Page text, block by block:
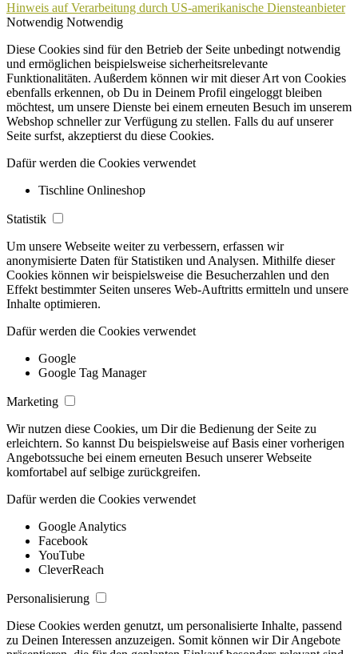
Hinweis auf Verarbeitung durch US-amerikanische Diensteanbieter
Notwendig Notwendig
Diese Cookies sind für den Betrieb der Seite unbedingt notwendig
und ermöglichen beispielsweise sicherheitsrelevante
Funktionalitäten. Außerdem können wir mit dieser Art von Cookies
ebenfalls erkennen, ob Du in Deinem Profil eingeloggt bleiben
möchtest, um unsere Dienste bei einem erneuten Besuch im unserem
Webshop schneller zur Verfügung zu stellen. Falls du auf unserer
Seite surfst, akzeptierst du diese Cookies.
Dafür werden die Cookies verwendet
Tischline Onlineshop
Statistik
Um unsere Webseite weiter zu verbessern, erfassen wir
anonymisierte Daten für Statistiken und Analysen. Mithilfe dieser
Cookies können wir beispielsweise die Besucherzahlen und den
Effekt bestimmter Seiten unseres Web-Auftritts ermitteln und unsere
Inhalte optimieren.
Dafür werden die Cookies verwendet
Google
Google Tag Manager
Marketing
Wir nutzen diese Cookies, um Dir die Bedienung der Seite zu
erleichtern. So kannst Du beispielsweise auf Basis einer vorherigen
Angebotssuche bei einem erneuten Besuch unserer Webseite
komfortabel auf selbige zurückgreifen.
Dafür werden die Cookies verwendet
Google Analytics
Facebook
YouTube
CleverReach
Personalisierung
Diese Cookies werden genutzt, um personalisierte Inhalte, passend
zu Deinen Interessen anzuzeigen. Somit können wir Dir Angebote